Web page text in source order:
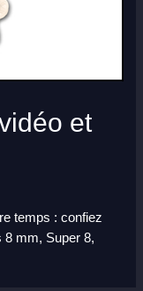
et
temps : confiez
8 mm, Super 8,